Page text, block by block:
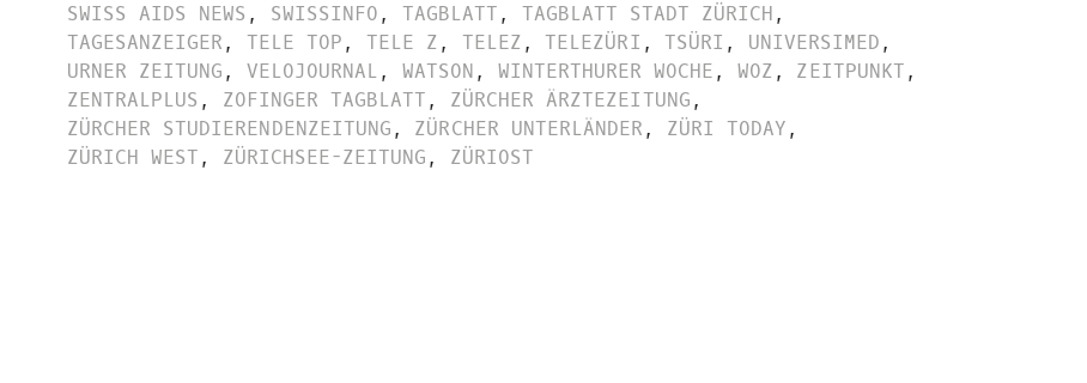
SWISS AIDS NEWS , SWISSINFO, TAGBLATT, TAGBLATT STADT ZÜRICH,
TAGESANZEIGER, TELE TOP, TELE Z, TELEZ, TELEZÜRI , TSÜRI , UNIVERSIMED,
URNER ZEITUNG, VELOJOURNAL, WATSON, WINTERTHURER WOCHE, WOZ, ZEITPUNKT,
ZENTRALPLUS , ZOFINGER TAGBLATT, ZÜRCHER ÄRZTEZEITUNG,
ZÜRCHER STUDIERENDENZEITUNG, ZÜRCHER UNTERLÄNDER, ZÜRI TODAY,
ZÜRICH WEST, ZÜRICHSEE-ZEITUNG, ZÜRIOST